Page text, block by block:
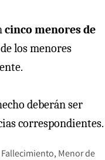
cinco menores de
los menores
deberán ser
correspondientes.
Fallecimiento Menor de